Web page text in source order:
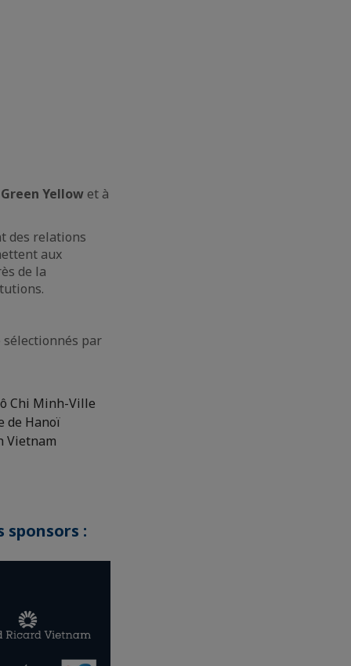
Green Yellow et à
des relations
aux
de la
par
Chi Minh-Ville
de Hanoï
Vietnam
: